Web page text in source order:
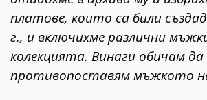
платове, които са били
г., и включихме различни
колекцията. Винаги обичам да
противопоставям мъжкото